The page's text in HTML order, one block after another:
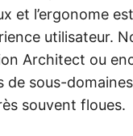
et l’ergonome
utilisateur.
Architect ou
sous-
souvent floues.